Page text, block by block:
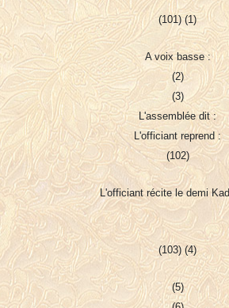
(101) (1)
A voix basse :
(2)
(3)
L'assemblée dit :
L'officiant reprend :
(102)
L'officiant récite le demi
(103) (4)
(5)